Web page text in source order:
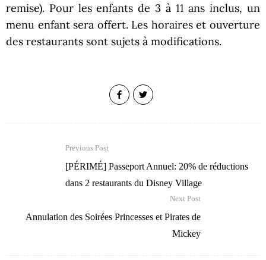
remise). Pour les enfants de 3 à 11 ans inclus, un
menu enfant sera offert. Les horaires et ouverture
des restaurants sont sujets à modifications.
Previous Post
[PÉRIMÉ] Passeport Annuel: 20% de réductions
dans 2 restaurants du Disney Village
Next Post
Annulation des Soirées Princesses et Pirates de
Mickey